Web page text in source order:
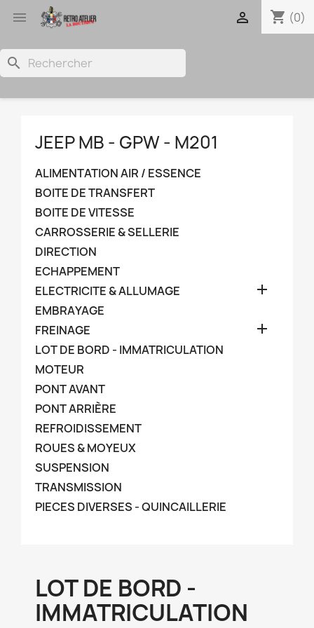
 shopping_cart (0)

search
JEEP MB - GPW - M201
ALIMENTATION AIR / ESSENCE
BOITE DE TRANSFERT
BOITE DE VITESSE
CARROSSERIE & SELLERIE
DIRECTION
ECHAPPEMENT
ELECTRICITE & ALLUMAGE

EMBRAYAGE
FREINAGE

LOT DE BORD - IMMATRICULATION
MOTEUR
PONT AVANT
PONT ARRIÈRE
REFROIDISSEMENT
ROUES & MOYEUX
SUSPENSION
TRANSMISSION
PIECES DIVERSES - QUINCAILLERIE
LOT DE BORD -
IMMATRICULATION